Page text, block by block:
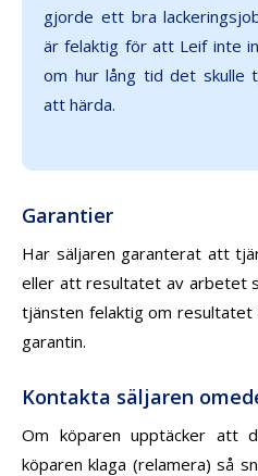
gjorde ett bra
är felaktig för att Leif inte
om hur lång tid det skulle
att härda.
Garantier
Har säljaren garanterat att
eller att resultatet av arbetet
tjänsten felaktig om
garantin.
Kontakta säljaren
Om köparen upptäcker att
köparen klaga (relamera) så